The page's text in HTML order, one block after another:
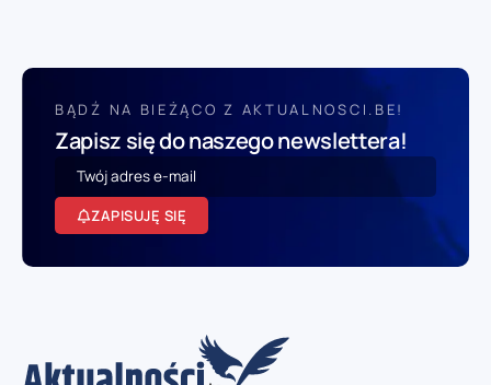
BĄDŹ NA BIEŻĄCO Z AKTUALNOSCI.BE!
Zapisz się do naszego newslettera!
ZAPISUJĘ SIĘ